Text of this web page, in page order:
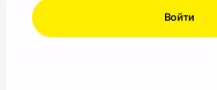
Войти